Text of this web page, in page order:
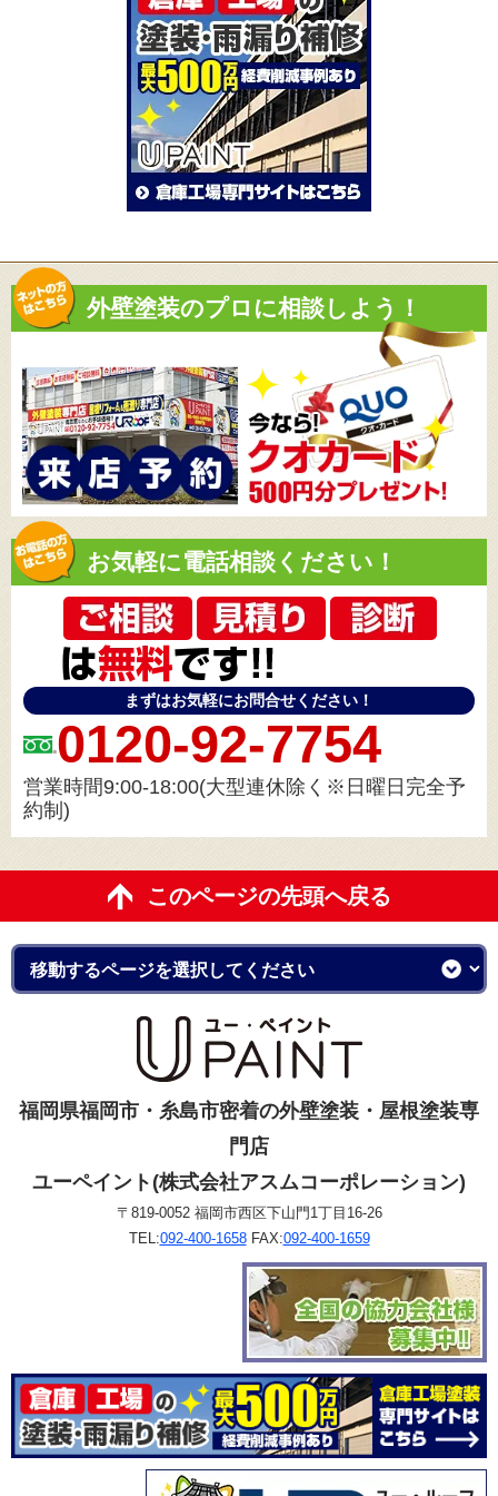
外壁塗装のプロに相談しよう！
お気軽に電話相談ください！
まずはお気軽にお問合せください！
0120-92-7754
営業時間9:00-18:00(大型連休除く※日曜日完全予
約制)
このページの先頭へ戻る
福岡県福岡市・糸島市密着の外壁塗装・屋根塗装専
門店
ユーペイント(株式会社アスムコーポレーション)
〒819-0052 福岡市西区下山門1丁目16-26
TEL:092-400-1658FAX:092-400-1659